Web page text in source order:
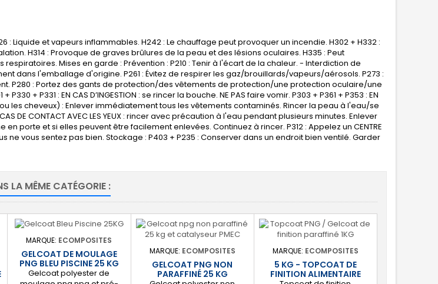
: Liquide et vapeurs inflammables. H242 : Le chauffage peut provoquer un incendie. H302 + H332 :
H314 : Provoque de graves brûlures de la peau et des lésions oculaires. H335 : Peut
Mises en garde : Prévention : P210 : Tenir à l'écart de la chaleur. - Interdiction de
dans l'emballage d'origine. P261 : Évitez de respirer les gaz/brouillards/vapeurs/aérosols. P273 :
P280 : Portez des gants de protection/des vêtements de protection/une protection oculaire/une
+ P331 : EN CAS D’INGESTION : se rincer la bouche. NE PAS faire vomir. P303 + P361 + P353 : EN
(ou les cheveux) : Enlever immédiatement tous les vêtements contaminés. Rincer la peau à l'eau/se
DE CONTACT AVEC LES YEUX : rincer avec précaution à l'eau pendant plusieurs minutes. Enlever
porte et si elles peuvent être facilement enlevées. Continuez à rincer. P312 : Appelez un CENTRE
ne vous sentez pas bien. Stockage : P403 + P235 : Conserver dans un endroit bien ventilé. Garder
LA MÊME CATÉGORIE :
MARQUE: ECOMPOSITES
GELCOAT DE MOULAGE
PNG BLEU PISCINE 25 KG
Gelcoat polyester de
MARQUE: ECOMPOSITES
GELCOAT PNG NON
PARAFFINÉ 25 KG
MARQUE: ECOMPOSITES
5 KG - TOPCOAT DE
FINITION ALIMENTAIRE